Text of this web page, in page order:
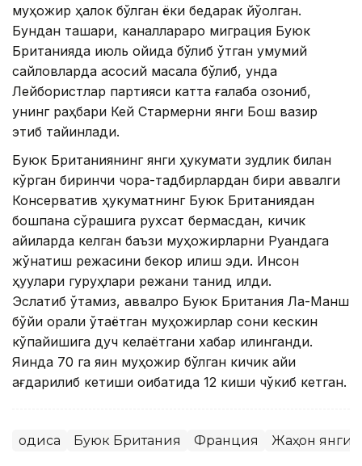
муҳожир ҳалок бўлган ёки бедарак йўқолган.
Бундан ташқари, каналлараро миграция Буюк
Британияда июль ойида бўлиб ўтган умумий
сайловларда асосий масала бўлиб, унда
Лейбористлар партияси катта ғалаба қозониб,
унинг раҳбари Кей Стармерни янги Бош вазир
этиб тайинлади.
Буюк Британиянинг янги ҳукумати зудлик билан
кўрган биринчи чора-тадбирлардан бири аввалги
Консерватив ҳукуматнинг Буюк Британиядан
бошпана сўрашига рухсат бермасдан, кичик
қайиқларда келган баъзи муҳожирларни Руандага
жўнатиш режасини бекор қилиш эди. Инсон
ҳуқуқлари гуруҳлари режани танқид қилди.
Эслатиб ўтамиз, аввалроқ Буюк Британия Ла-Манш
бўйи орқали ўтаётган муҳожирлар сони кескин
кўпайишига дуч келаётгани хабар қилинганди.
Яқинда 70 га яқин муҳожир бўлган кичик қайиқ
ағдарилиб кетиши оқибатида 12 киши чўкиб кетган.
Ҳодиса Буюк Британия Франция Жаҳон